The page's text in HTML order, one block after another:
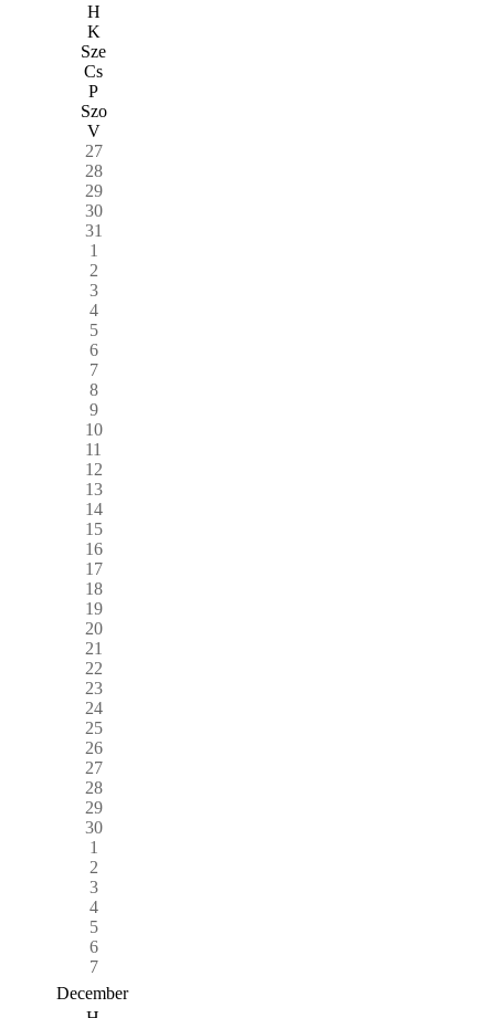
H
K
Sze
Cs
P
Szo
V
27
28
29
30
31
1
2
3
4
5
6
7
8
9
10
11
12
13
14
15
16
17
18
19
20
21
22
23
24
25
26
27
28
29
30
1
2
3
4
5
6
7
December